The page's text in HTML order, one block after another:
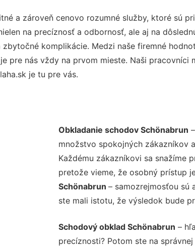
a zároveň cenovo rozumné služby, ktoré sú
na precíznosť a odbornosť, ale aj na
komplikácie. Medzi naše firemné
pre nás vždy na prvom mieste. Naši pracovníci
je tu pre vás.
Obkladanie schodov Schönabrun
množstvo spokojných zákazníkov
Každému zákazníkovi sa snažíme
pretože vieme, že osobný prístup
Schönabrun – samozrejmosťou sú
ste mali istotu, že výsledok bude
Schodový obklad Schönabrun –
precíznosti? Potom ste na